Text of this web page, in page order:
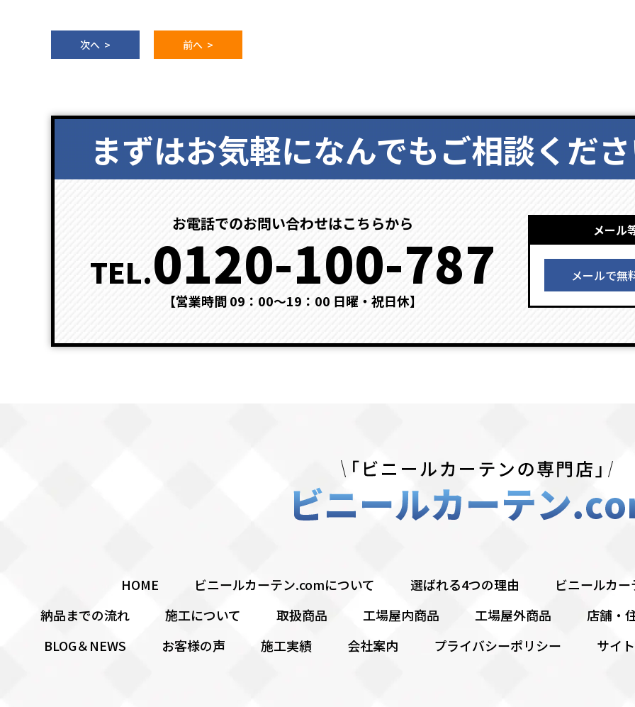
次へ > 前へ >
まずはお気軽になんでもご相談くだ
お電話でのお問い合わせはこちらから
TEL.0120-100-787
【営業時間 09：00～19：00 日曜・祝日休】
メール
メールで無
HOME ビニールカーテン.comについて 選ばれる4つの理由
ビニールカ
納品までの流れ
施工について 取扱商品 工場屋内商品 工場屋外商品
店舗・
BLOG＆NEWS
お客様の声 施工実績 会社案内 プライバシーポリシー サイ